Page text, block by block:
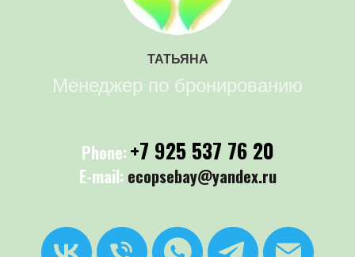
ТАТЬЯНА
Менеджер по бронированию
Phone: +7 925 537 76 20
E-mail: ecopsebay@yandex.ru